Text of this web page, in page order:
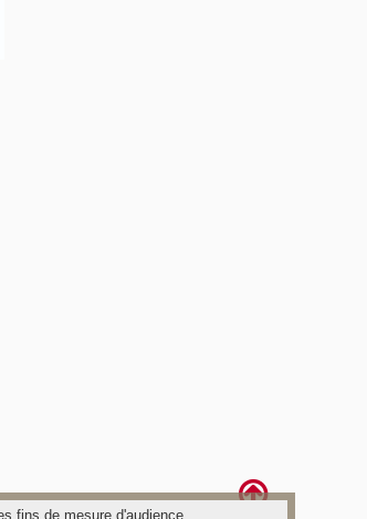
fins de mesure d'audience.